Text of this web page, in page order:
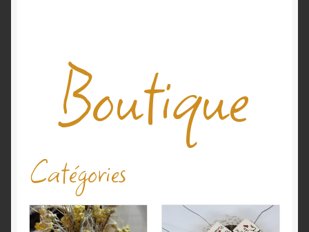
Mon compte
Mon travail
Qui suis-je
Validation de la commande
Boutique
Catégories